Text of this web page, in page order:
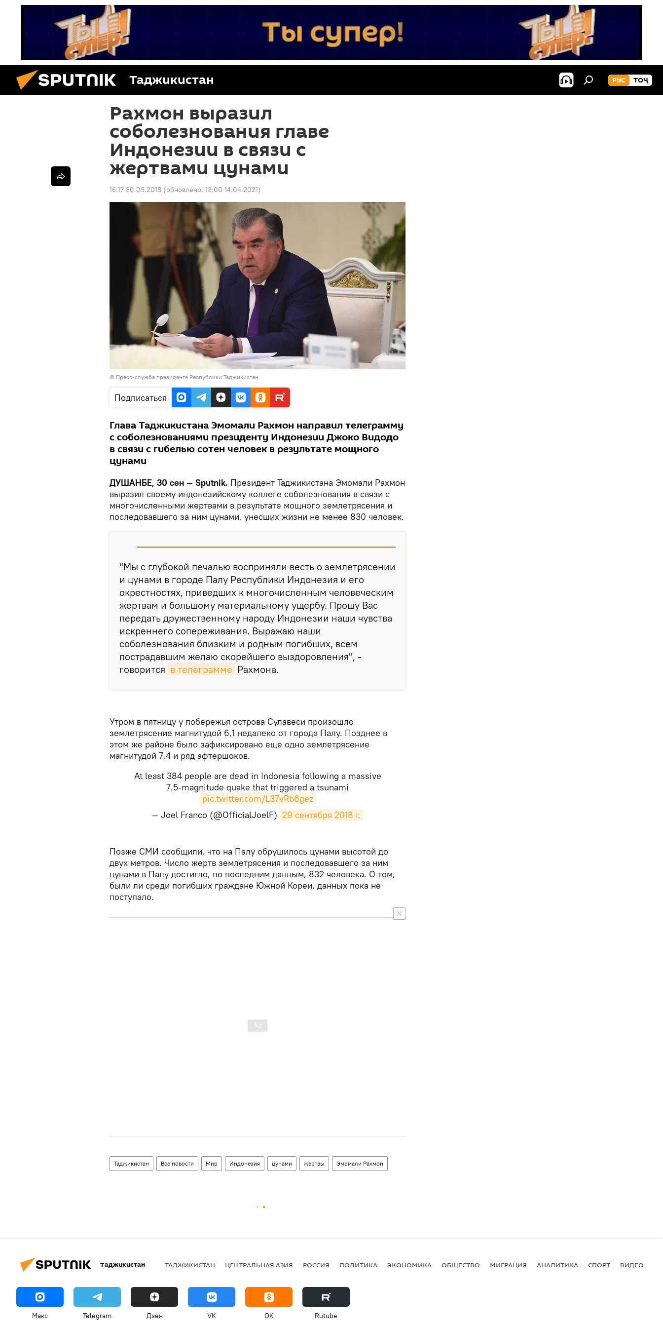
Таджикистан РУС ТОҶ
Рахмон выразил
соболезнования главе
Индонезии в связи с
жертвами цунами
16:17 30.09.2018 (обновлено: 13:00 14.04.2021)
© Пресс-служба президента Республики Таджикистан
Подписаться
Глава Таджикистана Эмомали Рахмон направил телеграмму
с соболезнованиями президенту Индонезии Джоко Видодо
в связи с гибелью сотен человек в результате мощного
цунами
ДУШАНБЕ, 30 сен — Sputnik. Президент Таджикистана Эмомали Рахмон
выразил своему индонезийскому коллеге соболезнования в связи с
многочисленными жертвами в результате мощного землетрясения и
последовавшего за ним цунами, унесших жизни не менее 830 человек.
"Мы с глубокой печалью восприняли весть о землетрясении
и цунами в городе Палу Республики Индонезия и его
окрестностях, приведших к многочисленным человеческим
жертвам и большому материальному ущербу. Прошу Вас
передать дружественному народу Индонезии наши чувства
искреннего сопереживания. Выражаю наши
соболезнования близким и родным погибших, всем
пострадавшим желаю скорейшего выздоровления", -
говорится в телеграмме Рахмона.
Утром в пятницу у побережья острова Сулавеси произошло
землетрясение магнитудой 6,1 недалеко от города Палу. Позднее в
этом же районе было зафиксировано еще одно землетрясение
магнитудой 7,4 и ряд афтершоков.
At least 384 people are dead in Indonesia following a massive
7.5-magnitude quake that triggered a tsunami
pic.twitter.com/L37vRb6gez
— Joel Franco (@OfficialJoelF) 29 сентября 2018 г.
Позже СМИ сообщили, что на Палу обрушилось цунами высотой до
двух метров. Число жертв землетрясения и последовавшего за ним
цунами в Палу достигло, по последним данным, 832 человека. О том,
были ли среди погибших граждане Южной Кореи, данных пока не
поступало.
Таджикистан Все новости Мир Индонезия цунами жертвы Эмомали Рахмон
Таджикистан ТАДЖИКИСТАН ЦЕНТРАЛЬНАЯ АЗИЯ РОССИЯ ПОЛИТИКА ЭКОНОМИКА ОБЩЕСТВО МИГРАЦИЯ АНАЛИТИКА СПОРТ ВИДЕО
Макс Telegram Дзен VK OK Rutube